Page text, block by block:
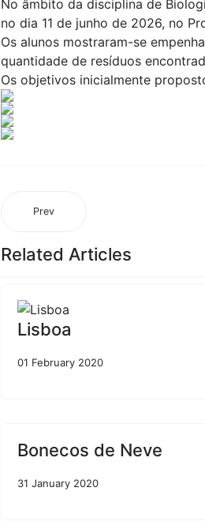
No âmbito da disciplina de
no dia 11 de junho de 2026, no
Os alunos mostraram-se
quantidade de resíduos
Os objetivos inicialmente
Prev
Related Articles
Lisboa
01 February 2020
Bonecos de Neve
31 January 2020